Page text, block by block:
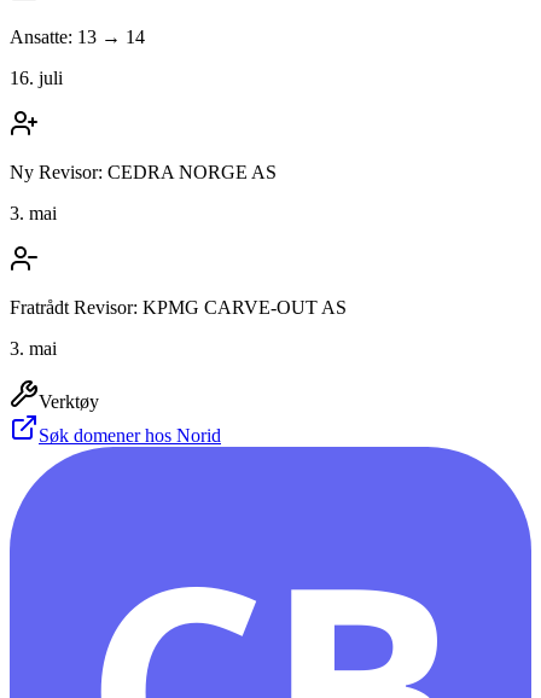
Ansatte: 13 → 14
16. juli
Ny Revisor: CEDRA NORGE AS
3. mai
Fratrådt Revisor: KPMG CARVE-OUT AS
3. mai
Verktøy
Søk domener hos Norid